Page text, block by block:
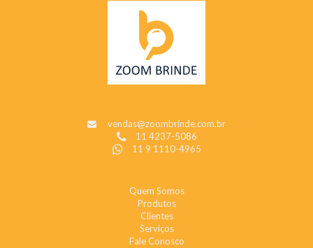
vendas@zoombrinde.com.br
11 4237-5086
11 9 1110-4965
Quem Somos
Produtos
Clientes
Serviços
Fale Conosco